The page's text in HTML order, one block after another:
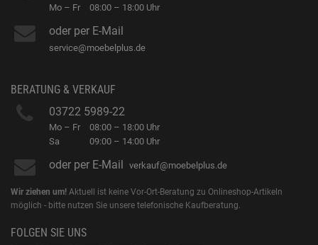
Mo – Fr 08:00 – 18:00 Uhr
oder per E-Mail
service@moebelplus.de
BERATUNG & VERKAUF
03722 5989-22
Mo – Fr
Sa
08:00 – 18:00 Uhr
09:00 – 14:00 Uhr
oder per E-Mail verkauf@moebelplus.de
Wir ziehen um! Aktuell ist keine Vor-Ort-Beratung zu Onlineshop-Artikeln
möglich - bitte nutzen Sie unsere telefonische Kaufberatung.
FOLGEN SIE UNS